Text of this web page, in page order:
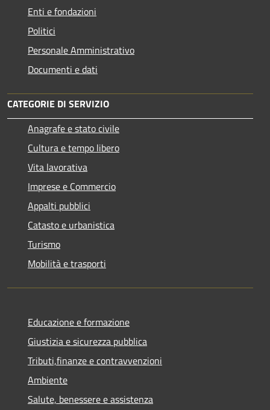
Enti e fondazioni
Politici
Personale Amministrativo
Documenti e dati
CATEGORIE DI SERVIZIO
Anagrafe e stato civile
Cultura e tempo libero
Vita lavorativa
Imprese e Commercio
Appalti pubblici
Catasto e urbanistica
Turismo
Mobilità e trasporti
Educazione e formazione
Giustizia e sicurezza pubblica
Tributi,finanze e contravvenzioni
Ambiente
Salute, benessere e assistenza